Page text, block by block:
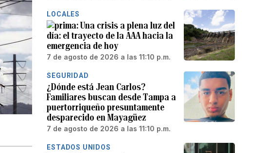
LOCALES
Una crisis a plena luz del
día: el trayecto de la AAA hacia la
emergencia de hoy
7 de agosto de 2026 a las 11:10 p.m.
SEGURIDAD
¿Dónde está Jean Carlos?
Familiares buscan desde Tampa a
puertorriqueño presuntamente
desparecido en Mayagüez
7 de agosto de 2026 a las 11:10 p.m.
ESTADOS UNIDOS